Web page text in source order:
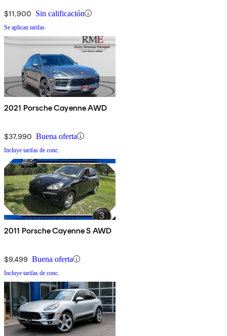
$11,900 Sin calificación
Se aplican tarifas
2021 Porsche Cayenne AWD
$37,990 Buena oferta
Incluye tarifas de conc.
2011 Porsche Cayenne S AWD
$9,499 Buena oferta
Incluye tarifas de conc.